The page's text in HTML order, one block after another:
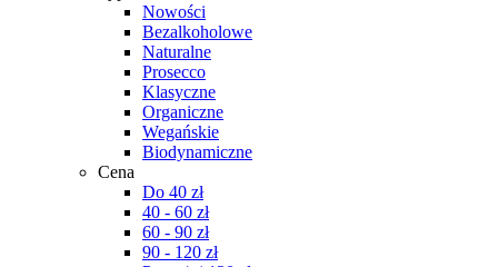
Nowości
Bezalkoholowe
Naturalne
Prosecco
Klasyczne
Organiczne
Wegańskie
Biodynamiczne
Cena
Do 40 zł
40 - 60 zł
60 - 90 zł
90 - 120 zł